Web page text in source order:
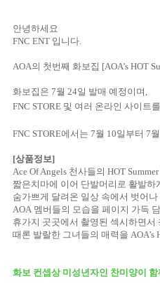
안녕하세요
FNC ENT 입니다.
AOA의 첫번째 화보집 [AOA’s HOT
화보집은 7월 24일 발매 예정이며 ,
FNC STORE 및 여러 온라인 사이트
FNC STORE에서는 7월 10일부터 7월
[상품정보]
Ace Of Angels 천사들의 HOT Summer
짧은치마에 이어 단발머리로 활발하
숨가쁘게 달려온 일상 속에서 벗어나
AOA 멤버들의 모습을 페이지 가득
휴가지 곳곳에서 촬영된 섹시하면서
때론 발랄한 그녀들의 매력을 AOA’s
화보 컨셉상 미성년자인 찬미양이